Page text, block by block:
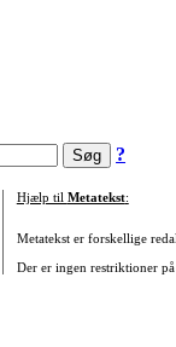
?
Hjælp til Metatekst:
Metatekst er forskellige
Der er ingen restriktioner